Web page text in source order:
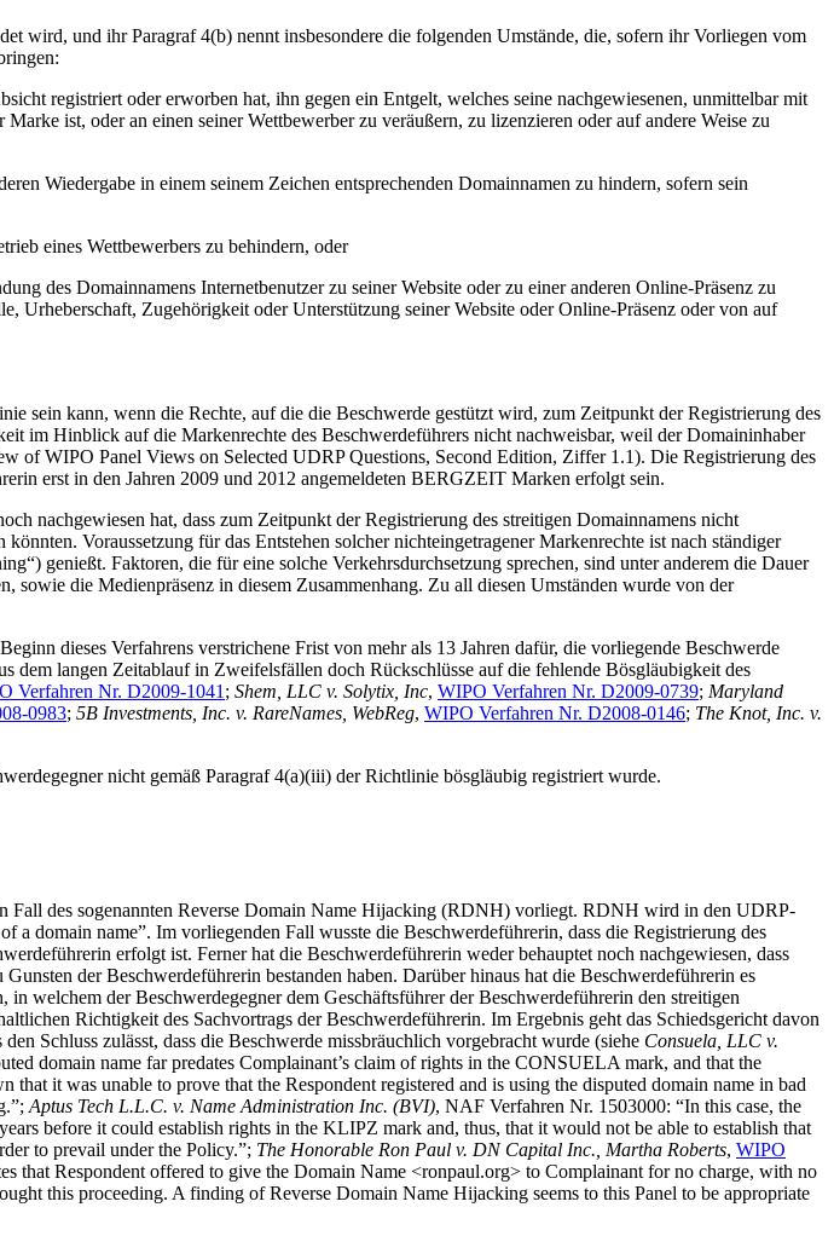
wird, und ihr Paragraf 4(b) nennt insbesondere die folgenden Umstände, die, sofern ihr Vorliegen vom
registriert oder erworben hat, ihn gegen ein Entgelt, welches seine nachgewiesenen, unmittelbar mit
ist, oder an einen seiner Wettbewerber zu veräußern, zu lizenzieren oder auf andere Weise zu
Wiedergabe in einem seinem Zeichen entsprechenden Domainnamen zu hindern, sofern sein
eines Wettbewerbers zu behindern, oder
des Domainnamens Internetbenutzer zu seiner Website oder zu einer anderen Online-Präsenz zu
Urheberschaft, Zugehörigkeit oder Unterstützung seiner Website oder Online-Präsenz oder von auf
sein kann, wenn die Rechte, auf die die Beschwerde gestützt wird, zum Zeitpunkt der Registrierung des
im Hinblick auf die Markenrechte des Beschwerdeführers nicht nachweisbar, weil der Domaininhaber
of WIPO Panel Views on Selected UDRP Questions, Second Edition, Ziffer 1.1). Die Registrierung des
erst in den Jahren 2009 und 2012 angemeldeten BERGZEIT Marken erfolgt sein.
nachgewiesen hat, dass zum Zeitpunkt der Registrierung des streitigen Domainnamens nicht
Voraussetzung für das Entstehen solcher nichteingetragener Markenrechte ist nach ständiger
genießt. Faktoren, die für eine solche Verkehrsdurchsetzung sprechen, sind unter anderem die Dauer
sowie die Medienpräsenz in diesem Zusammenhang. Zu all diesen Umständen wurde von der
dieses Verfahrens verstrichene Frist von mehr als 13 Jahren dafür, die vorliegende Beschwerde
langen Zeitablauf in Zweifelsfällen doch Rückschlüsse auf die fehlende Bösgläubigkeit des
Verfahren Nr. D2009-1041 ; Shem, LLC v. Solytix, Inc, WIPO Verfahren Nr. D2009-0739; Maryland
0983; 5B Investments, Inc. v. RareNames, WebReg, WIPO Verfahren Nr. D2008-0146; The Knot, Inc. v.
nicht gemäß Paragraf 4(a)(iii) der Richtlinie bösgläubig registriert wurde.
Fall des sogenannten Reverse Domain Name Hijacking (RDNH) vorliegt. RDNH wird in den UDRP-
domain name”. Im vorliegenden Fall wusste die Beschwerdeführerin, dass die Registrierung des
erfolgt ist. Ferner hat die Beschwerdeführerin weder behauptet noch nachgewiesen, dass
der Beschwerdeführerin bestanden haben. Darüber hinaus hat die Beschwerdeführerin es
welchem der Beschwerdegegner dem Geschäftsführer der Beschwerdeführerin den streitigen
Richtigkeit des Sachvortrags der Beschwerdeführerin. Im Ergebnis geht das Schiedsgericht davon
Schluss zulässt, dass die Beschwerde missbräuchlich vorgebracht wurde (siehe Consuela, LLC v.
domain name far predates Complainant’s claim of rights in the CONSUELA mark, and that the
it was unable to prove that the Respondent registered and is using the disputed domain name in bad
Aptus Tech L.L.C. v. Name Administration Inc. (BVI), NAF Verfahren Nr. 1503000: “In this case, the
before it could establish rights in the KLIPZ mark and, thus, that it would not be able to establish that
to prevail under the Policy.”; The Honorable Ron Paul v. DN Capital Inc., Martha Roberts, WIPO
that Respondent offered to give the Domain Name <ronpaul.org> to Complainant for no charge, with no
this proceeding. A finding of Reverse Domain Name Hijacking seems to this Panel to be appropriate